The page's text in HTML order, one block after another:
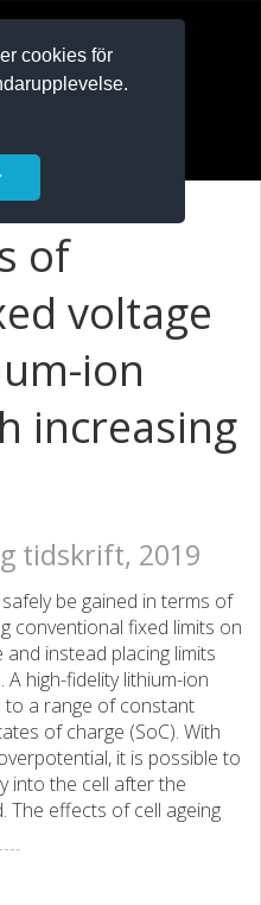
cookies för
of
voltage
ion
increasing
tidskrift, 2019
be gained in terms of
conventional fixed limits on
instead placing limits
high-fidelity lithium-ion
to a range of constant
of charge (SoC). With
it is possible to
into the cell after the
The effects of cell ageing
and a 4000 cycles aged